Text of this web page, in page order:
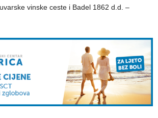
vinske ceste i Badel 1862 d.d. –